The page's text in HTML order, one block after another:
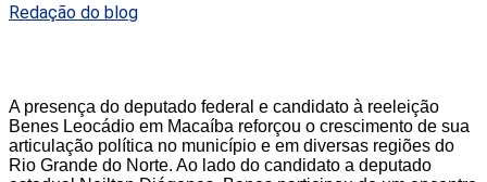
Redação do blog
A presença do deputado federal e candidato à reeleição
Benes Leocádio em Macaíba reforçou o crescimento de sua
articulação política no município e em diversas regiões do
Rio Grande do Norte. Ao lado do candidato a deputado